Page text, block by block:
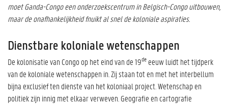
moet Ganda-Congo een onderzoekscentrum in Belgisch-Congo uitbouwen,
maar de onafhankelijkheid fnuikt al snel de koloniale aspiraties.
Dienstbare koloniale wetenschappen
De kolonisatie van Congo op het eind van de 19de eeuw luidt het tijdperk
van de koloniale wetenschappen in. Zij staan tot en met het interbellum
bijna exclusief ten dienste van het koloniaal project. Wetenschap en
politiek zijn innig met elkaar verweven. Geografie en cartografie